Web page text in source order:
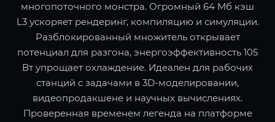
многопоточного монстра. Огромный 64 Мб кэш
L3 ускоряет рендеринг, компиляцию и симуляции.
Разблокированный множитель открывает
потенциал для разгона, энергоэффективность 105
Вт упрощает охлаждение. Идеален для рабочих
станций с задачами в 3D-моделировании,
видеопродакшене и научных вычислениях.
Проверенная временем легенда на платформе